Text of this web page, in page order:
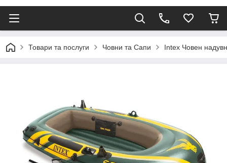
Товари та послуги Човни та Сапи Intex Човен